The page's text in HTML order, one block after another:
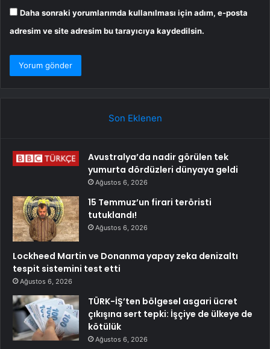
Daha sonraki yorumlarımda kullanılması için adım, e-posta
adresim ve site adresim bu tarayıcıya kaydedilsin.
Son Eklenen
Avustralya’da nadir görülen tek
yumurta dördüzleri dünyaya geldi
Ağustos 6, 2026
15 Temmuz’un firari teröristi
tutuklandı!
Ağustos 6, 2026
Lockheed Martin ve Donanma yapay zeka denizaltı
tespit sistemini test etti
Ağustos 6, 2026
TÜRK-İŞ’ten bölgesel asgari ücret
çıkışına sert tepki: İşçiye de ülkeye de
kötülük
Ağustos 6, 2026